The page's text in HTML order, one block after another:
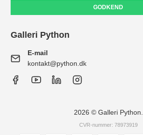
GODKEND
Galleri Python
E-mail
kontakt@python.dk
2026 © Galleri Python.
CVR-nummer: 78973919